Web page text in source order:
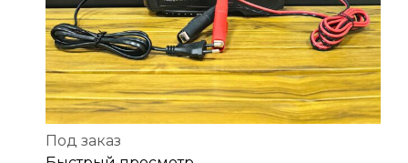
Под заказ